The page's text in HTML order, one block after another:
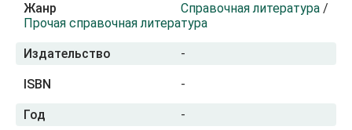
Жанр Справочная литература /
Прочая справочная литература
Издательство -
ISBN -
Год -